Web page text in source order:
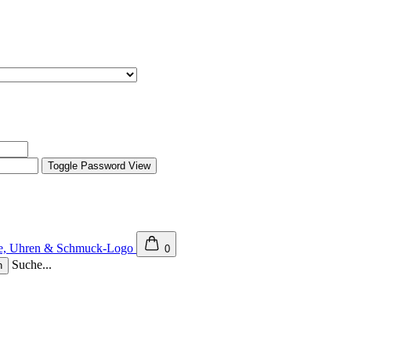
Toggle Password View
0
Suche...